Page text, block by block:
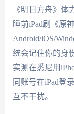
《明日方舟》体
睡前iPad刷《
Android/iOS/
统会记住你的身
实测在悉尼用
同账号在iPad登
互不干扰。